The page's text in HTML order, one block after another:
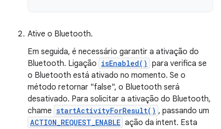
Ative o Bluetooth.
Em seguida, é necessário garantir a ativação do
Bluetooth. Ligação isEnabled() para verifica se
o Bluetooth está ativado no momento. Se o
método retornar "false", o Bluetooth será
desativado. Para solicitar a ativação do Bluetooth,
chame startActivityForResult() , passando um
ACTION_REQUEST_ENABLE ação da intent. Esta